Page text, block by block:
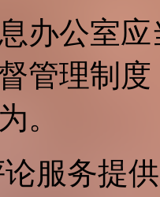
办公室
管理制
。
服务提